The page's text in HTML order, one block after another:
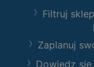
Filtruj
Zaplanuj
Dowiedz